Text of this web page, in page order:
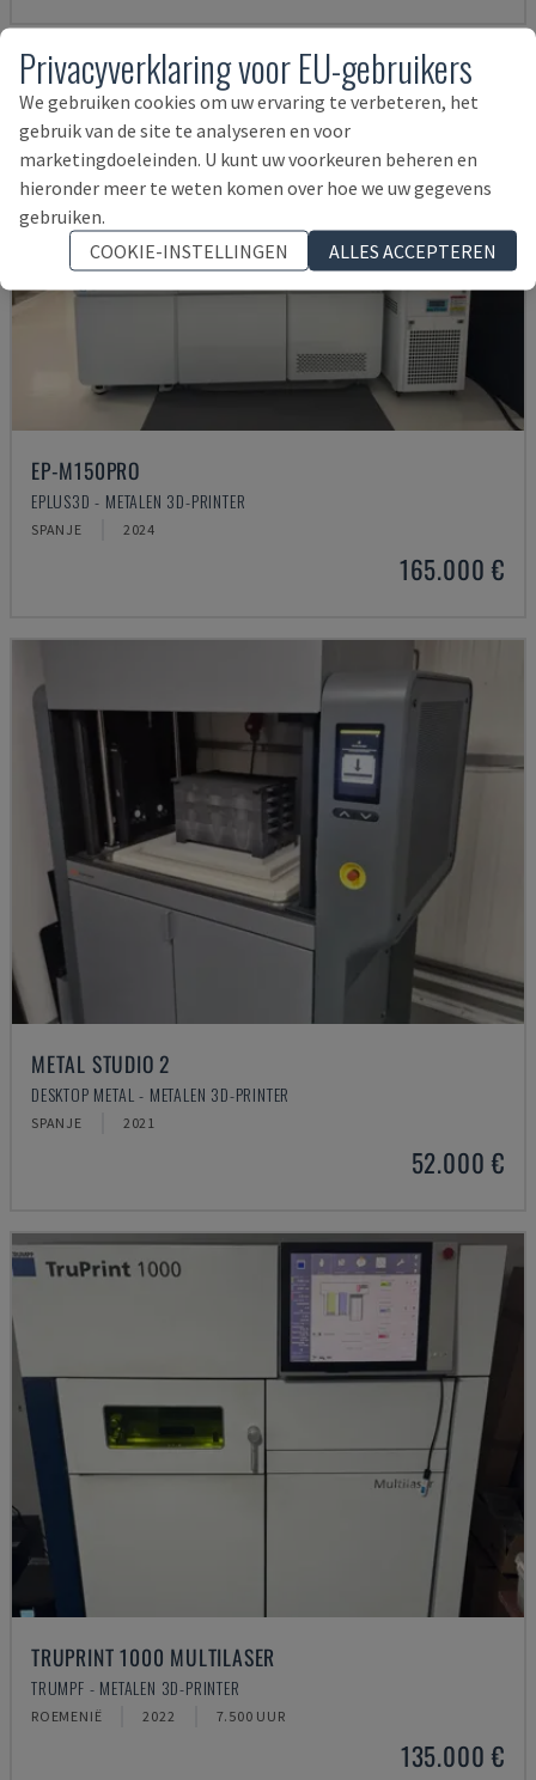
EP-M150PRO
EPLUS3D - METALEN 3D-PRINTER
SPANJE 2024
165.000 €
METAL STUDIO 2
DESKTOP METAL - METALEN 3D-PRINTER
SPANJE 2021
52.000 €
TRUPRINT 1000 MULTILASER
TRUMPF - METALEN 3D-PRINTER
ROEMENIË 2022 7.500 UUR
135.000 €
Privacyverklaring voor EU-gebruikers
We gebruiken cookies om uw ervaring te verbeteren, het
gebruik van de site te analyseren en voor
marketingdoeleinden. U kunt uw voorkeuren beheren en
hieronder meer te weten komen over hoe we uw gegevens
gebruiken.
COOKIE-INSTELLINGEN
ALLES ACCEPTEREN